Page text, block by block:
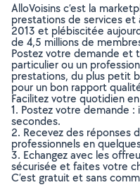
AlloVoisins c’est la
prestations de services
2013 et plébiscitée
de 4,5 millions de
Postez votre demande et
particulier ou un
prestations, du plus petit
pour un bon rapport
Facilitez votre quotidien
1. Postez votre demande
secondes.
2. Recevez des réponses
professionnels en
3. Echangez avec les
sécurisée et faites votre
C’est gratuit et sans